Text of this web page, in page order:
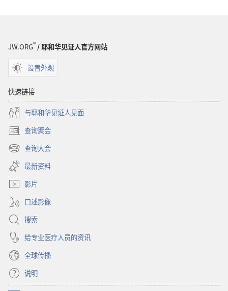
JW.ORG® / 耶和华见证人官方网站
设置外观
快速链接
与耶和华见证人见面
查询聚会
（打
开
新
窗
口）
查询大会
（打
开
新
窗
最新资料
影片
口述影像
搜索
给专业医疗人员的资讯
全球传播
说明